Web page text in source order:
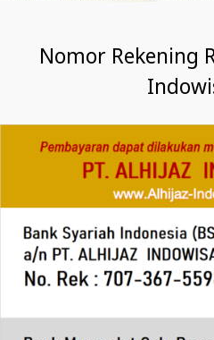
Nomor Rekening